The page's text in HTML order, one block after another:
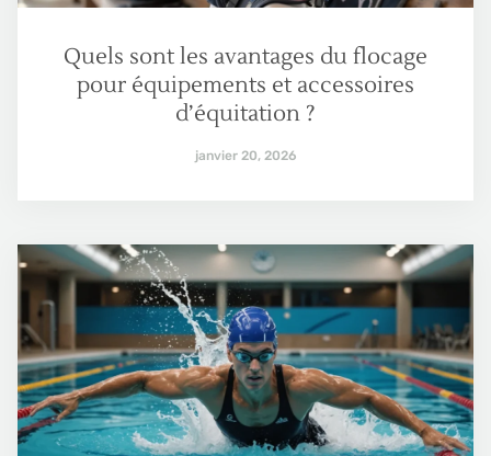
Quels sont les avantages du flocage
pour équipements et accessoires
d’équitation ?
janvier 20, 2026